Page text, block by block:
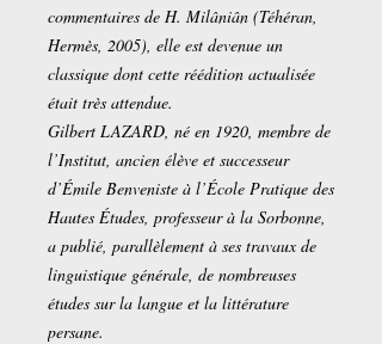
commentaires de H. Milâniân (Téhéran,
Hermès, 2005), elle est devenue un
classique dont cette réédition actualisée
était très attendue.
Gilbert LAZARD, né en 1920, membre de
l’Institut, ancien élève et successeur
d’Émile Benveniste à l’École Pratique des
Hautes Études, professeur à la Sorbonne,
a publié, parallèlement à ses travaux de
linguistique générale, de nombreuses
études sur la langue et la littérature
persane.